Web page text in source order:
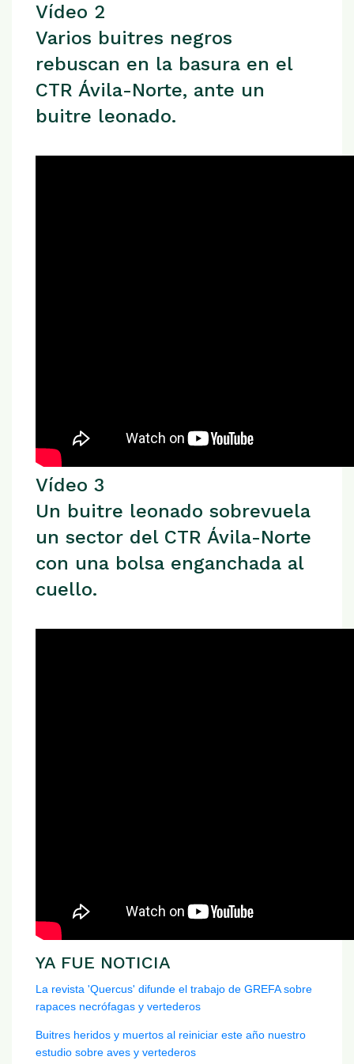
Vídeo 2
Varios buitres negros
rebuscan en la basura en el
CTR Ávila-Norte, ante un
buitre leonado.
Vídeo 3
Un buitre leonado sobrevuela
un sector del CTR Ávila-Norte
con una bolsa enganchada al
cuello.
YA FUE NOTICIA
La revista 'Quercus' difunde el trabajo de GREFA sobre
rapaces necrófagas y vertederos
Buitres heridos y muertos al reiniciar este año nuestro
estudio sobre aves y vertederos